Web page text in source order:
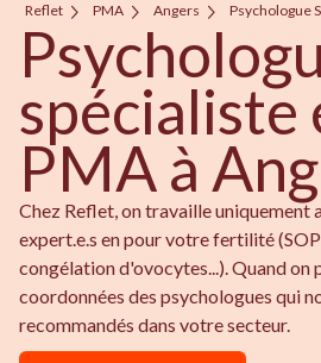
Reflet PMA Angers Psychologue
spécialiste
PMA à
Chez Reflet, on travaille uniquement
expert.e.s en pour votre fertilité
congélation d'ovocytes...). Quand on
coordonnées des psychologues qui
recommandés dans votre secteur.